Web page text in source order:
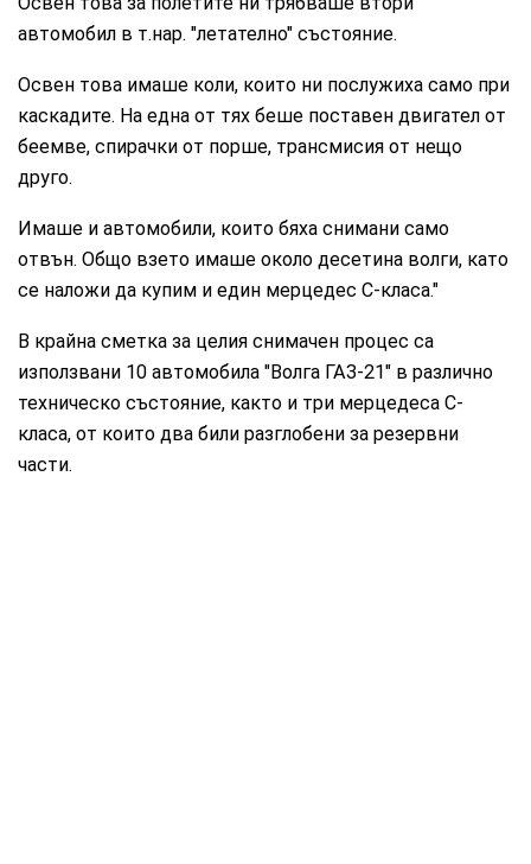
автомобил в т.нар. "летателно" състояние.
Освен това имаше коли, които ни послужиха само при
каскадите. На една от тях беше поставен двигател от
беемве, спирачки от порше, трансмисия от нещо
друго.
Имаше и автомобили, които бяха снимани само
отвън. Общо взето имаше около десетина волги, като
се наложи да купим и един мерцедес С-класа."
В крайна сметка за целия снимачен процес са
използвани 10 автомобила "Волга ГАЗ-21" в различно
техническо състояние, както и три мерцедеса С-
класа, от които два били разглобени за резервни
части.